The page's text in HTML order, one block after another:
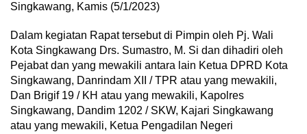
Singkawang, Kamis (5/1/2023)
Dalam kegiatan Rapat tersebut di Pimpin oleh Pj. Wali
Kota Singkawang Drs. Sumastro, M. Si dan dihadiri oleh
Pejabat dan yang mewakili antara lain Ketua DPRD Kota
Singkawang, Danrindam XII / TPR atau yang mewakili,
Dan Brigif 19 / KH atau yang mewakili, Kapolres
Singkawang, Dandim 1202 / SKW, Kajari Singkawang
atau yang mewakili, Ketua Pengadilan Negeri